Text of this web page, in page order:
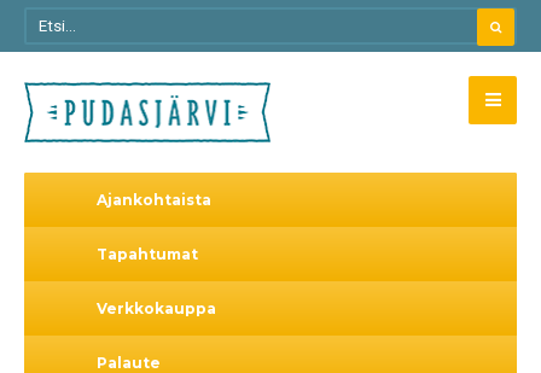
Ajankohtaista
Tapahtumat
Verkkokauppa
Palaute